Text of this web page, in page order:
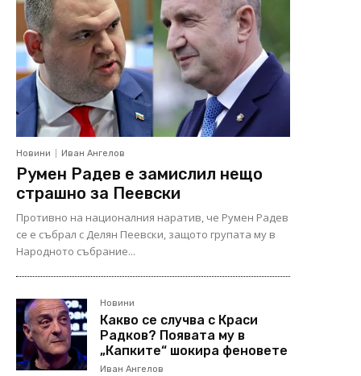
Новини Иван Ангелов
Румен Радев е замислил нещо
страшно за Пеевски
Противно на националния наратив, че Румен Радев
се е събрал с Делян Пеевски, защото групата му в
Народното събрание...
Новини
Какво се случва с Краси
Радков? Появата му в
„Капките“ шокира феновете
Иван Ангелов